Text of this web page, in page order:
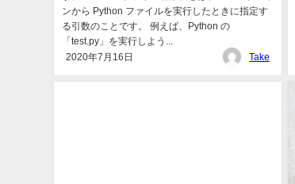
ンから Python ファイルを実行したときに指定す
る引数のことです。 例えば、Python の
「test.py」を実行しよう...
2020年7月16日
Take